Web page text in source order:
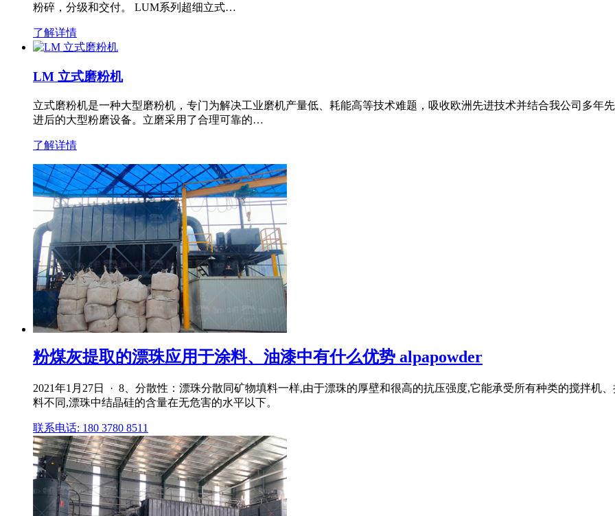
粉碎，分级和交付。 LUM系列超细立式…
了解详情
LM 立式磨粉机
立式磨粉机是一种大型磨粉机，专门为解决工业磨机产量低、耗能高等技术难题，吸收欧洲先进技术并结合我公司多年
进后的大型粉磨设备。立磨采用了合理可靠的…
了解详情
粉煤灰提取的漂珠应用于涂料、油漆中有什么优势 alpapowder
2021年1月27日 · 8、分散性：漂珠分散同矿物填料一样,由于漂珠的厚壁和很高的抗压强度,它能承受所有种类的搅拌机
料不同,漂珠中结晶硅的含量在无危害的水平以下。
联系电话: 180 3780 8511